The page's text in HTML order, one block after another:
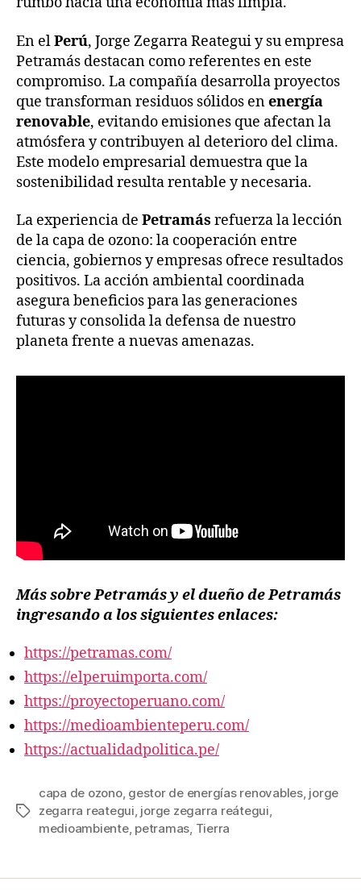
En elPerú, Jorge Zegarra Reategui y su empresa
Petramás destacan como referentes en este
compromiso. La compañía desarrolla proyectos
que transforman residuos sólidos enenergía
renovable, evitando emisiones que afectan la
atmósfera y contribuyen al deterioro del clima.
Este modelo empresarial demuestra que la
sostenibilidad resulta rentable y necesaria.
La experiencia de Petramás refuerza la lección
de la capa de ozono: la cooperación entre
ciencia, gobiernos y empresas ofrece resultados
positivos. La acción ambiental coordinada
asegura beneficios para las generaciones
futuras y consolida la defensa de nuestro
planeta frente a nuevas amenazas.
Más sobre Petramás y el dueño de Petramás
ingresando a los siguientes enlaces:
https://petramas.com/
https://elperuimporta.com/
https://proyectoperuano.com/
https://medioambienteperu.com/
https://actualidadpolitica.pe/
Etiquetas
capa de ozono, gestor de energías renovables, jorge
zegarra reategui, jorge zegarra reátegui,
medioambiente, petramas, Tierra